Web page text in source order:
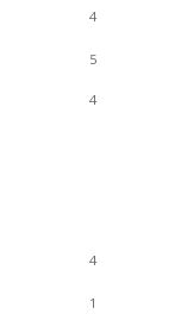
4
5
4
4
1